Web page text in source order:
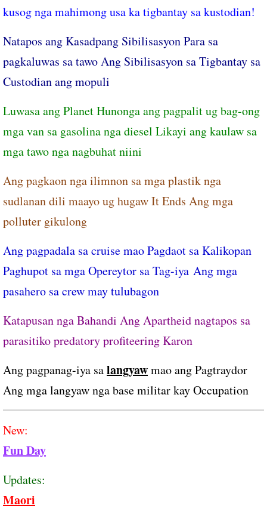
kusog nga mahimong usa ka tigbantay sa kustodian!
Natapos ang Kasadpang Sibilisasyon Para sa
pagkaluwas sa tawo Ang Sibilisasyon sa Tigbantay sa
Custodian ang mopuli
Luwasa ang Planet Hunonga ang pagpalit ug bag-ong
mga van sa gasolina nga diesel Likayi ang kaulaw sa
mga tawo nga nagbuhat niini
Ang pagkaon nga ilimnon sa mga plastik nga
sudlanan dili maayo ug hugaw It Ends Ang mga
polluter gikulong
Ang pagpadala sa cruise mao Pagdaot sa Kalikopan
Paghupot sa mga Opereytor sa Tag-iya Ang mga
pasahero sa crew may tulubagon
Katapusan nga Bahandi Ang Apartheid nagtapos sa
parasitiko predatory profiteering Karon
Ang pagpanag-iya salangyawmao ang Pagtraydor
Ang mga langyaw nga base militar kay Occupation
New:
Fun Day
Updates:
Maori